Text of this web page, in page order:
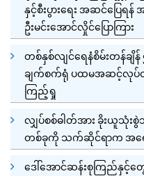
နှင့်စီးပွားရေး အဆင်ပြေ
ဦးမင်းအောင်လှိုင်ပြောကြား
တစ်နှစ်လျင်ရေနံစိမ်းတန်ချိ
ချက်စက်ရုံ ပထမအဆင့်လုပ်ငန်
ကြည့်ရှု
လျှပ်စစ်ဓါတ်အား ခိုးယူသုံး
တစ်ခုကို သက်ဆိုင်ရာက အရ
ဒေါ်အောင်ဆန်းစုကြည်နှင့်တွ